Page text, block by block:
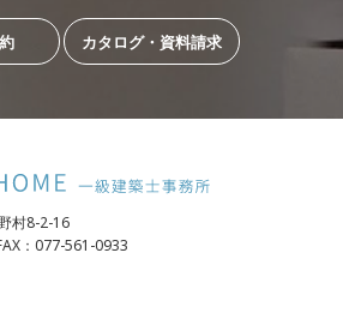
カタログ・資料請求
村8-2-16
：077-561-0933